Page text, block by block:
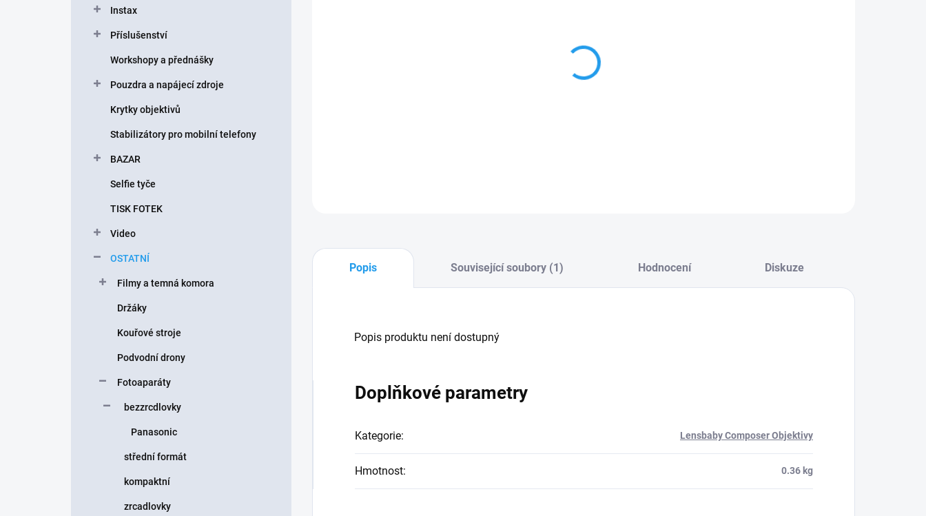
Instax
Příslušenství
Workshopy a přednášky
Pouzdra a napájecí zdroje
Krytky objektivů
Stabilizátory pro mobilní telefony
BAZAR
Selfie tyče
TISK FOTEK
Video
OSTATNÍ
Filmy a temná komora
Držáky
Kouřové stroje
Podvodní drony
Fotoaparáty
bezzrcdlovky
Panasonic
střední formát
kompaktní
zrcadlovky
Popis Související soubory (1) Hodnocení Diskuze
Popis produktu není dostupný
Doplňkové parametry
Kategorie: Lensbaby Composer Objektivy
Hmotnost: 0.36 kg